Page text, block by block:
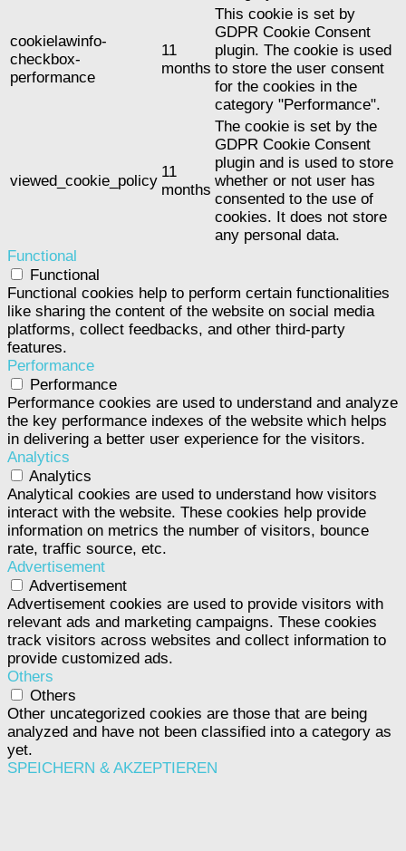
cookielawinfo-
checkbox-
performance
11
months
This cookie is set by
GDPR Cookie Consent
plugin. The cookie is used
to store the user consent
for the cookies in the
category "Performance".
viewed_cookie_policy
11
months
The cookie is set by the
GDPR Cookie Consent
plugin and is used to store
whether or not user has
consented to the use of
cookies. It does not store
any personal data.
Functional
Functional
Functional cookies help to perform certain functionalities
like sharing the content of the website on social media
platforms, collect feedbacks, and other third-party
features.
Performance
Performance
Performance cookies are used to understand and analyze
the key performance indexes of the website which helps
in delivering a better user experience for the visitors.
Analytics
Analytics
Analytical cookies are used to understand how visitors
interact with the website. These cookies help provide
information on metrics the number of visitors, bounce
rate, traffic source, etc.
Advertisement
Advertisement
Advertisement cookies are used to provide visitors with
relevant ads and marketing campaigns. These cookies
track visitors across websites and collect information to
provide customized ads.
Others
Others
Other uncategorized cookies are those that are being
analyzed and have not been classified into a category as
yet.
SPEICHERN & AKZEPTIEREN